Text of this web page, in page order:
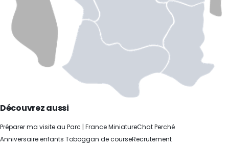
Découvrez aussi
Préparer ma visite au Parc | France MiniatureChat Perché
Anniversaire enfants Toboggan de courseRecrutement